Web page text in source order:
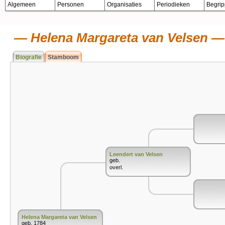
Algemeen Personen Organisaties Periodieken
Helena Margareta van Velsen
Biografie Stamboom
Helena Margareta van Velsen
geb. 1784
Leendert van Velsen
geb.
overl.